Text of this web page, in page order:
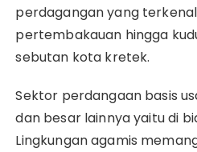
perdagangan yang
pertembakauan hingga
sebutan kota kretek.
Sektor perdangaan basis
dan besar lainnya yaitu di
Lingkungan agamis